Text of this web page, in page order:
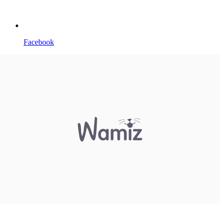
Facebook